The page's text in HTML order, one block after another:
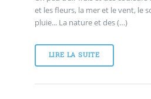
et les fleurs, la mer et le vent, le
pluie... La nature et des (…)
LIRE LA SUITE